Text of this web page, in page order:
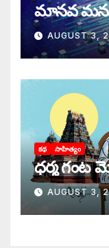
మానవ
AUGUST 3,
కథ సాహిత్యం
ధర్మ గంట
AUGUST 3,